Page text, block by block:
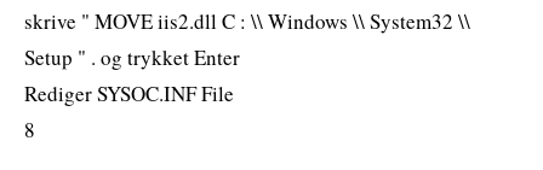
skrive " MOVE iis2.dll C : \\ Windows \\ System32 \\
Setup " . og trykket Enter
Rediger SYSOC.INF File
8